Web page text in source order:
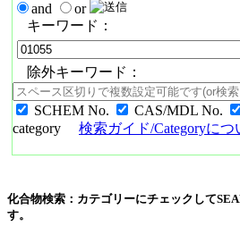
and
or
キーワード：
除外キーワード：
SCHEM No. CAS/MDL No.
category
検索ガイド/Categoryにつ
化合物検索：カテゴリーにチェックして
す。